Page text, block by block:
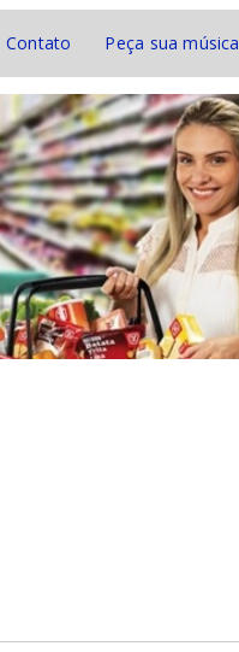
Contato Peça sua música